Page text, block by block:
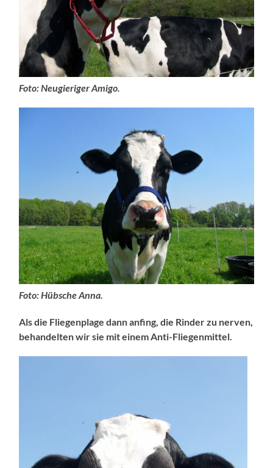
Foto: Neugieriger Amigo.
Foto: Hübsche Anna.
Als die Fliegenplage dann anfing, die Rinder zu nerven,
behandelten wir sie mit einem Anti-Fliegenmittel.